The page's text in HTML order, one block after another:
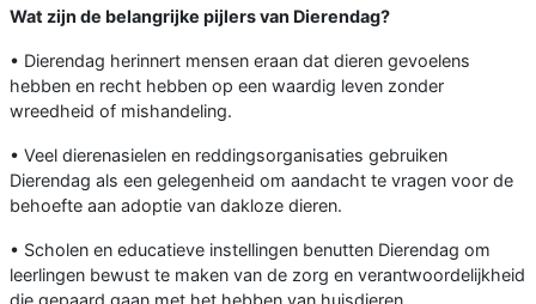
Wat zijn de belangrijke pijlers van Dierendag?
• Dierendag herinnert mensen eraan dat dieren gevoelens
hebben en recht hebben op een waardig leven zonder
wreedheid of mishandeling.
• Veel dierenasielen en reddingsorganisaties gebruiken
Dierendag als een gelegenheid om aandacht te vragen voor de
behoefte aan adoptie van dakloze dieren.
• Scholen en educatieve instellingen benutten Dierendag om
leerlingen bewust te maken van de zorg en verantwoordelijkheid
die gepaard gaan met het hebben van huisdieren.